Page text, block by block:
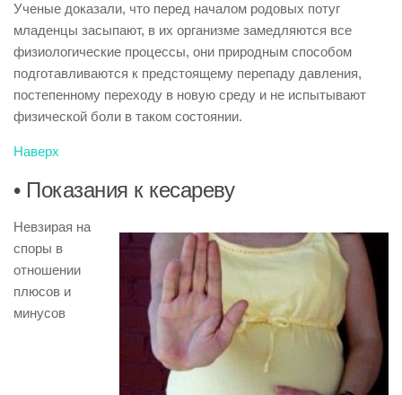
Ученые доказали, что перед началом родовых потуг
младенцы засыпают, в их организме замедляются все
физиологические процессы, они природным способом
подготавливаются к предстоящему перепаду давления,
постепенному переходу в новую среду и не испытывают
физической боли в таком состоянии.
Наверх
• Показания к кесареву
Невзирая на
споры в
отношении
плюсов и
минусов